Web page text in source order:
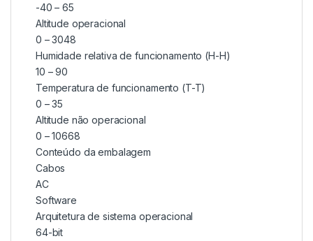
-40 – 65
Altitude operacional
0 – 3048
Humidade relativa de funcionamento (H-H)
10 – 90
Temperatura de funcionamento (T-T)
0 – 35
Altitude não operacional
0 – 10668
Conteúdo da embalagem
Cabos
AC
Software
Arquitetura de sistema operacional
64-bit